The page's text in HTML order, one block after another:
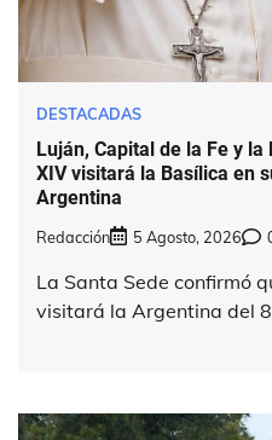
DESTACADAS
Luján, Capital de la Fe y
XIV visitará la Basílica en
Argentina
Redacción 5 Agosto, 2026
La Santa Sede confirmó
visitará la Argentina del